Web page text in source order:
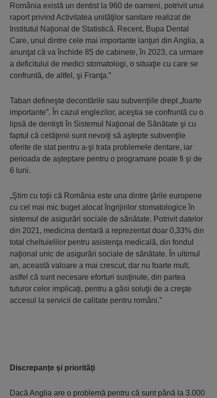
România există un dentist la 960 de oameni, potrivit unui
raport privind Activitatea unităţilor sanitare realizat de
Institutul Naţional de Statistică. Recent, Bupa Dental
Care, unul dintre cele mai importante lanţuri din Anglia, a
anunţat că va închide 85 de cabinete, în 2023, ca urmare
a deficitului de medici stomatologi, o situaţie cu care se
confruntă, de altfel, şi Franţa.”
Taban defineşte decontările sau subvenţiile drept „foarte
importante”. În cazul englezilor, aceştia se confruntă cu o
lipsă de dentişti în Sistemul Naţional de Sănătate şi cu
faptul că cetăţenii sunt nevoiţi să aştepte subvenţile
oferite de stat pentru a-şi trata problemele dentare, iar
perioada de aşteptare pentru o programare poate fi şi de
6 luni.
„Ştim cu toţii că România este una dintre ţările europene
cu cel mai mic buget alocat îngrijirilor stomatologice în
sistemul de asigurări sociale de sănătate. Potrivit datelor
din 2021, medicina dentară a reprezentat doar 0,33% din
total cheltuielilor pentru asistenţa medicală, din fondul
naţional unic de asigurări sociale de sănătate. În ultimul
an, această valoare a mai crescut, dar nu foarte mult,
astfel că sunt necesare eforturi susţinute, din partea
tuturor celor implicaţi, pentru a găsi soluţii de a creşte
accesul la servicii de calitate pentru români.”
Discrepanţe şi priorităţi
Dacă Anglia are o problemă pentru că sunt până la 3.000